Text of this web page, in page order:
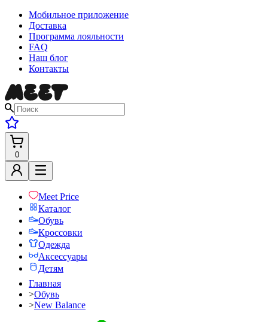
Мобильное приложение
Доставка
Программа лояльности
FAQ
Наш блог
Контакты
0
Meet Price
Каталог
Обувь
Кроссовки
Одежда
Аксессуары
Детям
Главная
>Обувь
>New Balance